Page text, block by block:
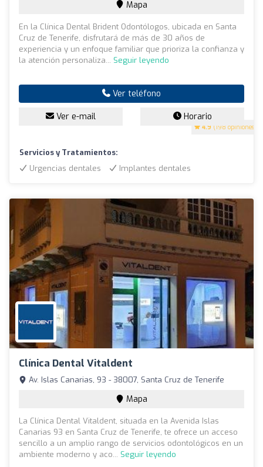
4.9 (198 opiniones)
Mapa
En la Clínica Dental Brident Odontólogos, ubicada en Santa
Cruz de Tenerife, disfrutará de más de 30 años de
experiencia y un enfoque familiar que prioriza la confianza y
la atención personaliza... Seguir leyendo
Ver teléfono
Ver e-mail Horario
Servicios y Tratamientos:
Urgencias dentales
Implantes dentales
Clínica Dental Vitaldent
Av. Islas Canarias, 93 - 38007, Santa Cruz de Tenerife
Mapa
La Clínica Dental Vitaldent, situada en la Avenida Islas
Canarias 93 en Santa Cruz de Tenerife, te ofrece un acceso
sencillo a un amplio rango de servicios odontológicos en un
ambiente moderno y aco... Seguir leyendo